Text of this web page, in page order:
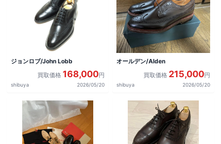
ジョンロブ/John Lobb
買取価格 168,000円
shibuya 2026/05/20
オールデン/Alden
買取価格 215,000円
shibuya 2026/05/20